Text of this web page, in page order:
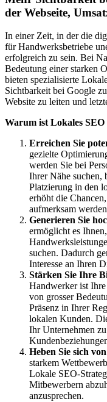
der Webseite,
In einer Zeit, in der die
für Handwerksbetriebe
erfolgreich zu sein. Bei
Bedeutung einer starken
bieten spezialisierte
Sichtbarkeit bei Google
Website zu leiten und
Warum ist Lokales
Erreichen Sie
gezielte
werden Sie bei
Ihrer Nähe suchen,
Platzierung in den
erhöht die
aufmerksam
Generieren Sie
ermöglicht es
suchen. Dadurch
Interesse an Ihren
Stärken Sie Ihre
Handwerker ist
von grosser
Präsenz in Ihrer
lokalen Kunden.
Ihr Unternehmen
Heben Sie sich
starkem
Lokale SEO-
Mitbewerbern
anzusprechen.